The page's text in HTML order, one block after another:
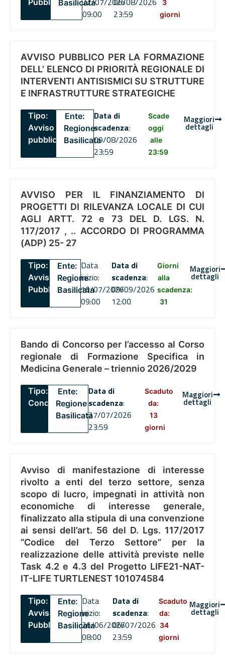
PubblicoBasilicata
09:00
23:59
3
giorni
AVVISO PUBBLICO PER LA FORMAZIONE
DELL’ ELENCO DI PRIORITÀ REGIONALE DI
INTERVENTI ANTISISMICI SU STRUTTURE
E INFRASTRUTTURE STRATEGICHE
Tipo:
Avviso
pubblico
Ente:
Regione
Basilicata
Data di
scadenza:
09/08/2026
23:59
Scade
oggi
alle
23:59
Maggiori
dettagli
AVVISO PER IL FINANZIAMENTO DI
PROGETTI DI RILEVANZA LOCALE DI CUI
AGLI ARTT. 72 e 73 DEL D. LGS. N.
117/2017 , .. ACCORDO DI PROGRAMMA
(ADP) 25- 27
Tipo:
Avviso
Pubblico
Ente:
Regione
Basilicata
Data
inizio:
16/07/2026
09:00
Data di
scadenza:
09/09/2026
12:00
Giorni
alla
scadenza:
31
Maggiori
dettagli
Bando di Concorso per l’accesso al Corso
regionale di Formazione Specifica in
Medicina Generale – triennio 2026/2029
Tipo:
Concorsi
Ente:
Regione
Basilicata
Data di
scadenza:
27/07/2026
23:59
Scaduto
da:
13
giorni
Maggiori
dettagli
Avviso di manifestazione di interesse
rivolto a enti del terzo settore, senza
scopo di lucro, impegnati in attività non
economiche di interesse generale,
finalizzato alla stipula di una convenzione
ai sensi dell’art. 56 del D. Lgs. 117/2017
“Codice del Terzo Settore” per la
realizzazione delle attività previste nelle
Task 4.2 e 4.3 del Progetto LIFE21-NAT-
IT-LIFE TURTLENEST 101074584
Tipo:
Avviso
Pubblico
Ente:
Regione
Basilicata
Data
inizio:
26/06/2026
08:00
Data di
scadenza:
06/07/2026
23:59
Scaduto
da:
34
giorni
Maggiori
dettagli